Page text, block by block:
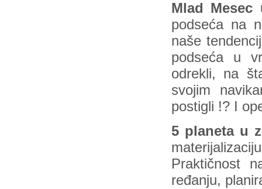
Mlad Mesec
podseća na
naše
podseća u
odrekli, na
svojim
postigli !? I
5 planeta u
Praktičnost
ređanju,